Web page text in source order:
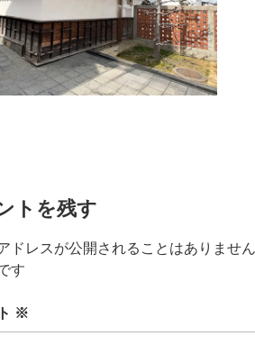
トを残す
ドレスが公開されることはありません
す
※